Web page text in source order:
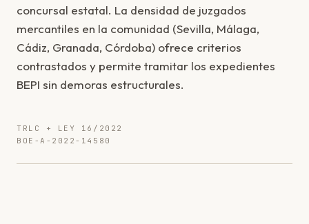
concursal estatal. La densidad de juzgados
mercantiles en la comunidad (Sevilla, Málaga,
Cádiz, Granada, Córdoba) ofrece criterios
contrastados y permite tramitar los expedientes
BEPI sin demoras estructurales.
TRLC + LEY 16/2022
BOE-A-2022-14580